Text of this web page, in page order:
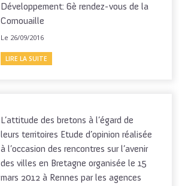
Développement: 6è rendez-vous de la
Cornouaille
Le 26/09/2016
LIRE LA SUITE
L’attitude des bretons à l’égard de
leurs territoires Etude d’opinion réalisée
à l’occasion des rencontres sur l’avenir
des villes en Bretagne organisée le 15
mars 2012 à Rennes par les agences